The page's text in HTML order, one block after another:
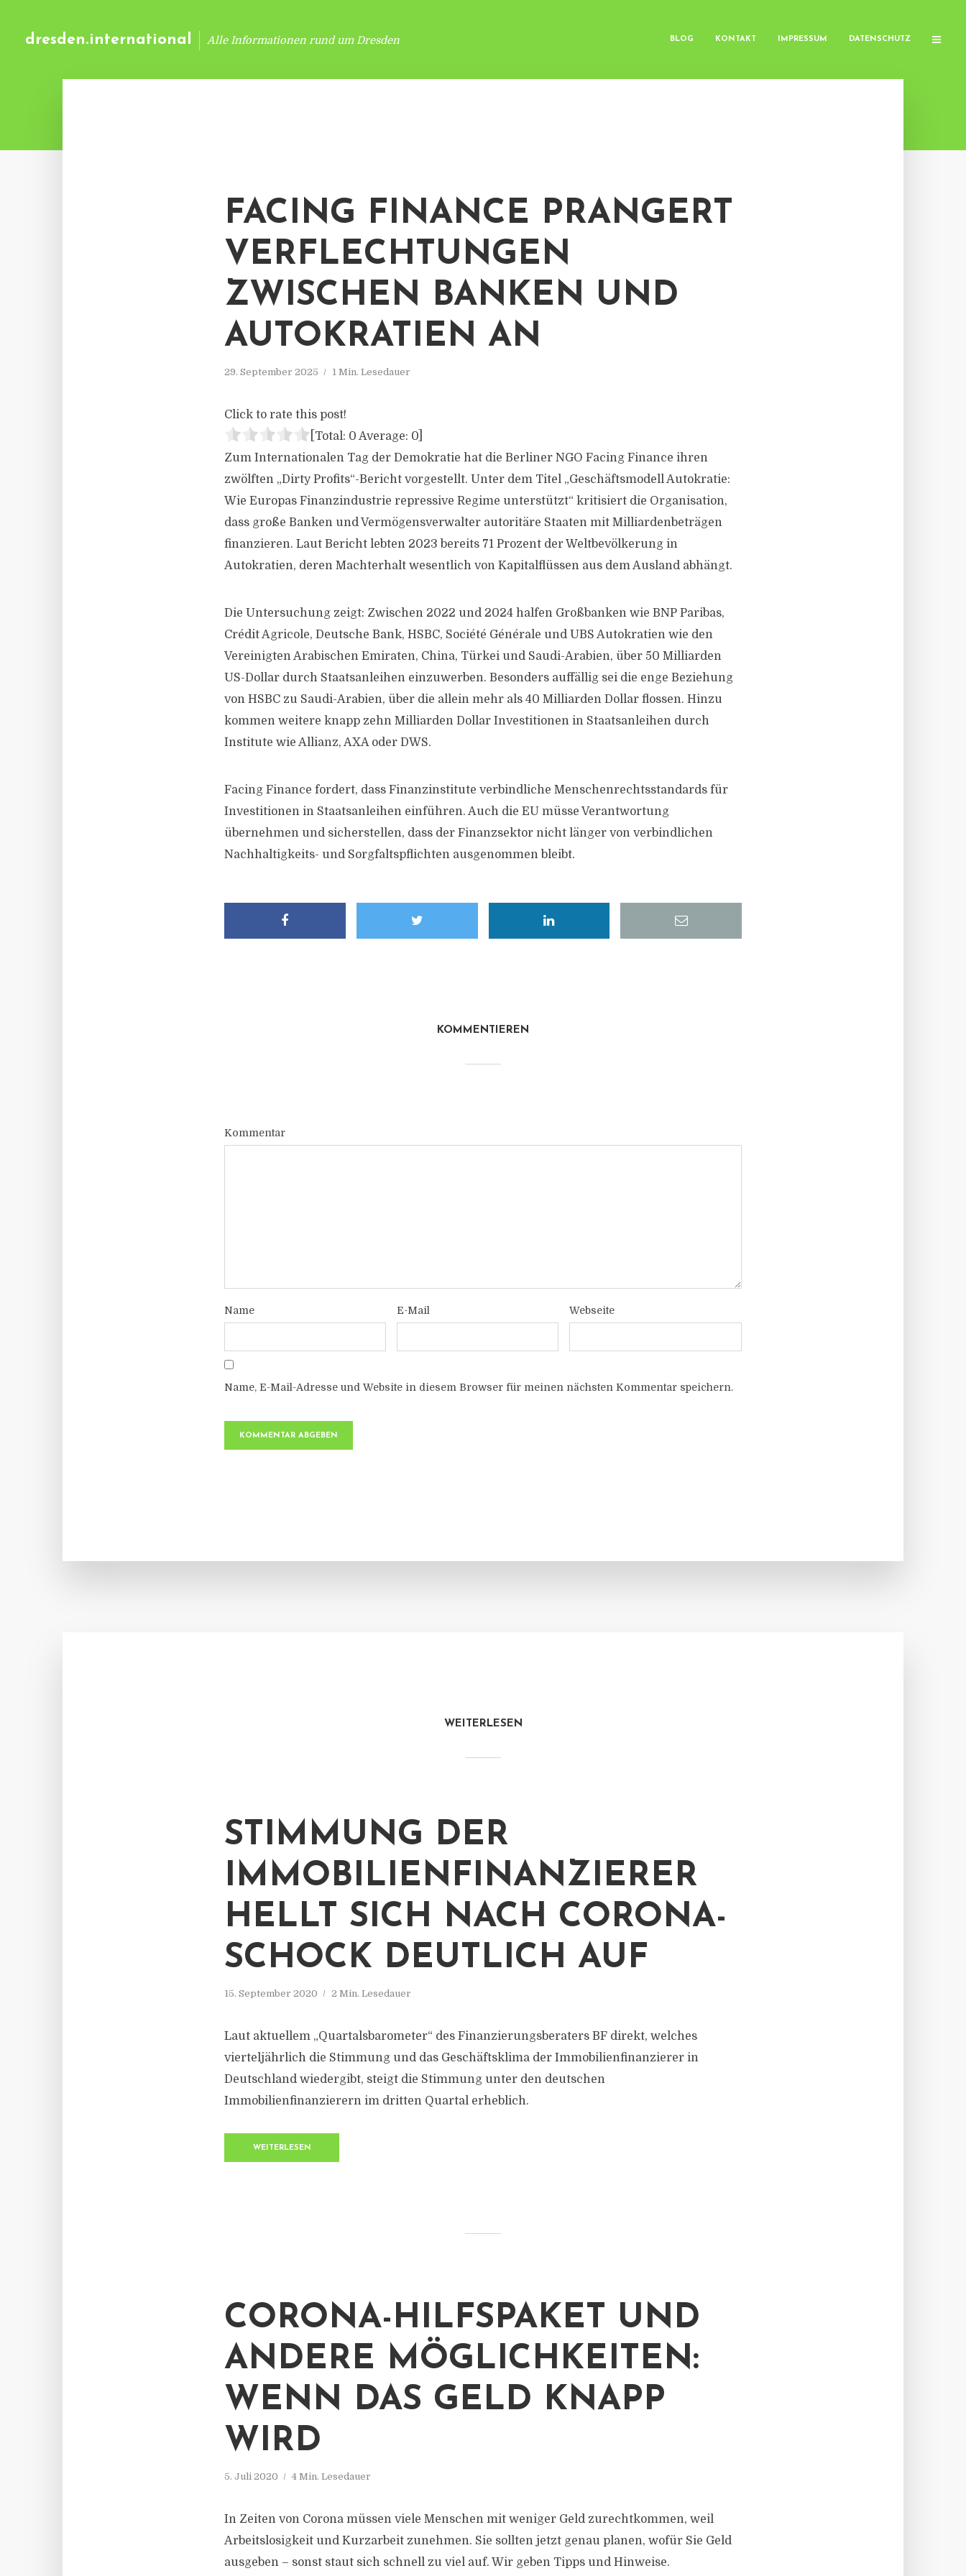
dresden.international Alle Informationen rund um Dresden BLOG KONTAKT IMPRESSUM DATENSCHUTZ
FACING FINANCE PRANGERT
VERFLECHTUNGEN
ZWISCHEN BANKEN UND
AUTOKRATIEN AN
29. September 2025 1 Min. Lesedauer
Click to rate this post!
[Total: 0 Average: 0
Zum Internationalen Tag der Demokratie hat die Berliner NGO Facing Finance ihren
zwölften „Dirty Profits“-Bericht vorgestellt. Unter dem Titel „Geschäftsmodell Autokratie:
Wie Europas Finanzindustrie repressive Regime unterstützt“ kritisiert die Organisation,
dass große Banken und Vermögensverwalter autoritäre Staaten mit Milliardenbeträgen
finanzieren. Laut Bericht lebten 2023 bereits 71 Prozent der Weltbevölkerung in
Autokratien, deren Machterhalt wesentlich von Kapitalflüssen aus dem Ausland abhängt.
Die Untersuchung zeigt: Zwischen 2022 und 2024 halfen Großbanken wie BNP Paribas,
Crédit Agricole, Deutsche Bank, HSBC, Société Générale und UBS Autokratien wie den
Vereinigten Arabischen Emiraten, China, Türkei und Saudi-Arabien, über 50 Milliarden
US-Dollar durch Staatsanleihen einzuwerben. Besonders auffällig sei die enge Beziehung
von HSBC zu Saudi-Arabien, über die allein mehr als 40 Milliarden Dollar flossen. Hinzu
kommen weitere knapp zehn Milliarden Dollar Investitionen in Staatsanleihen durch
Institute wie Allianz, AXA oder DWS.
Facing Finance fordert, dass Finanzinstitute verbindliche Menschenrechtsstandards für
Investitionen in Staatsanleihen einführen. Auch die EU müsse Verantwortung
übernehmen und sicherstellen, dass der Finanzsektor nicht länger von verbindlichen
Nachhaltigkeits- und Sorgfaltspflichten ausgenommen bleibt.
KOMMENTIEREN
Kommentar
Name E-Mail Webseite
Name, E-Mail-Adresse und Website in diesem Browser für meinen nächsten Kommentar speichern.
WEITERLESEN
STIMMUNG DER
IMMOBILIENFINANZIERER
HELLT SICH NACH CORONA-
SCHOCK DEUTLICH AUF
15. September 2020 2 Min. Lesedauer
Laut aktuellem „Quartalsbarometer“ des Finanzierungsberaters BF direkt, welches
vierteljährlich die Stimmung und das Geschäftsklima der Immobilienfinanzierer in
Deutschland wiedergibt, steigt die Stimmung unter den deutschen
Immobilienfinanzierern im dritten Quartal erheblich.
WEITERLESEN
CORONA-HILFSPAKET UND
ANDERE MÖGLICHKEITEN:
WENN DAS GELD KNAPP
WIRD
5. Juli 2020 4 Min. Lesedauer
In Zeiten von Corona müssen viele Menschen mit weniger Geld zurechtkommen, weil
Arbeitslosigkeit und Kurzarbeit zunehmen. Sie sollten jetzt genau planen, wofür Sie Geld
ausgeben – sonst staut sich schnell zu viel auf. Wir geben Tipps und Hinweise.